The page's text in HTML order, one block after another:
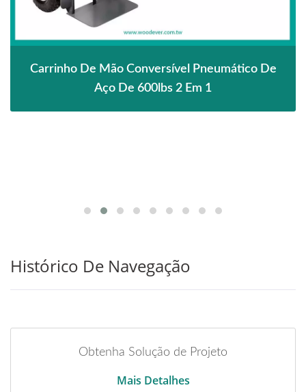
Carrinho De Mão Conversível Pneumático De
Aço De 600lbs 2 Em 1
Histórico De Navegação
Obtenha Solução de Projeto
Mais Detalhes